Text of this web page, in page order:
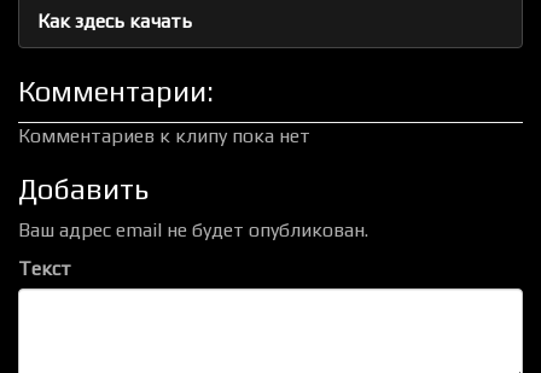
Как здесь качать
Комментарии:
Комментариев к клипу пока нет
Добавить
Ваш адрес email не будет опубликован.
Текст